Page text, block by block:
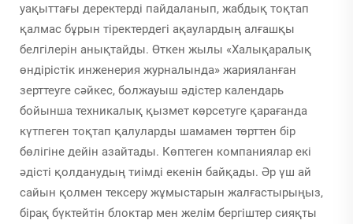
уақыттағы деректерді пайдаланып, жабдық тоқтап
қалмас бұрын тіректердегі ақаулардың алғашқы
белгілерін анықтайды. Өткен жылы «Халықаралық
өндірістік инженерия журналында» жарияланған
зерттеуге сәйкес, болжауыш әдістер календарь
бойынша техникалық қызмет көрсетуге қарағанда
күтпеген тоқтап қалуларды шамамен төрттен бір
бөлігіне дейін азайтады. Көптеген компаниялар екі
әдісті қолданудың тиімді екенін байқады. Әр үш ай
сайын қолмен тексеру жұмыстарын жалғастырыңыз,
бірақ бүктейтін блоктар мен желім бергіштер сияқты